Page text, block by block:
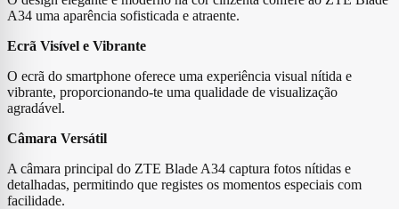
A34 uma aparência sofisticada e atraente.
Ecrã Visível e Vibrante
O ecrã do smartphone oferece uma experiência visual nítida e
vibrante, proporcionando-te uma qualidade de visualização
agradável.
Câmara Versátil
A câmara principal do ZTE Blade A34 captura fotos nítidas e
detalhadas, permitindo que registes os momentos especiais com
facilidade.